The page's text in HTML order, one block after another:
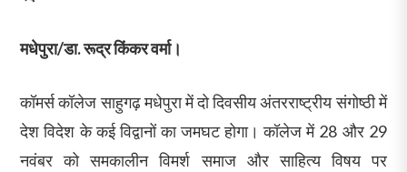
मधेपुरा/डा. रूद्र किंकर वर्मा।
कॉमर्स कॉलेज साहुगढ़ मधेपुरा में दो दिवसीय अंतरराष्ट्रीय संगोष्ठी में
देश विदेश के कई विद्वानों का जमघट होगा। कॉलेज में 28 और 29
नवंबर को समकालीन विमर्श समाज और साहित्य विषय पर